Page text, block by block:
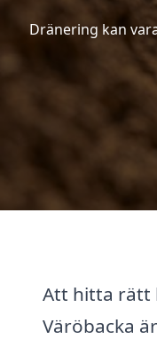
Dränering kan
Att hitta rätt
Väröbacka